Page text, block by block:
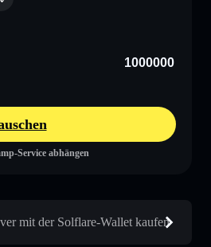
Service abhängen
mit der Solflare-Wallet kaufen